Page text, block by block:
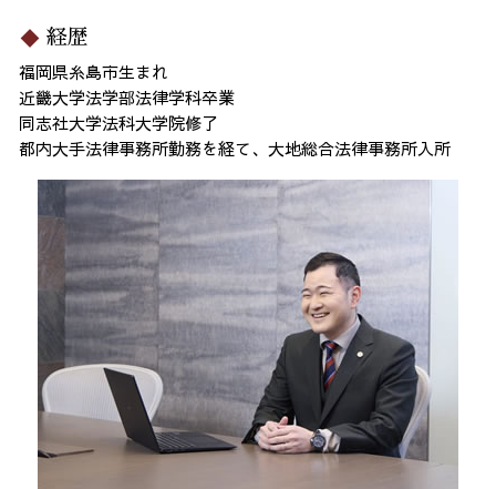
経歴
福岡県糸島市生まれ
近畿大学法学部法律学科卒業
同志社大学法科大学院修了
都内大手法律事務所勤務を経て、大地総合法律事務所入所